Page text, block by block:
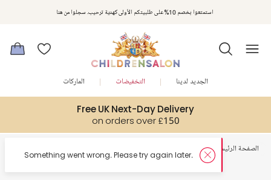
استمتعوا بخصم 10% على طلبيتكم الأولى كهدية ترحيب. سجلوا من هنا
Free UK Next-Day Delivery
on orders over £150
الجديد لدينا التخفيضات الماركات
الصفحة الرئيسية